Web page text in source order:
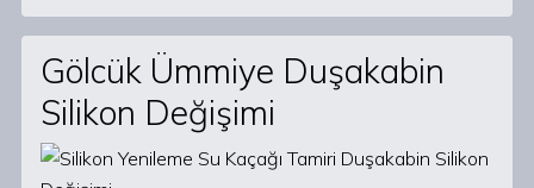
Gölcük Ümmiye Duşakabin
Silikon Değişimi